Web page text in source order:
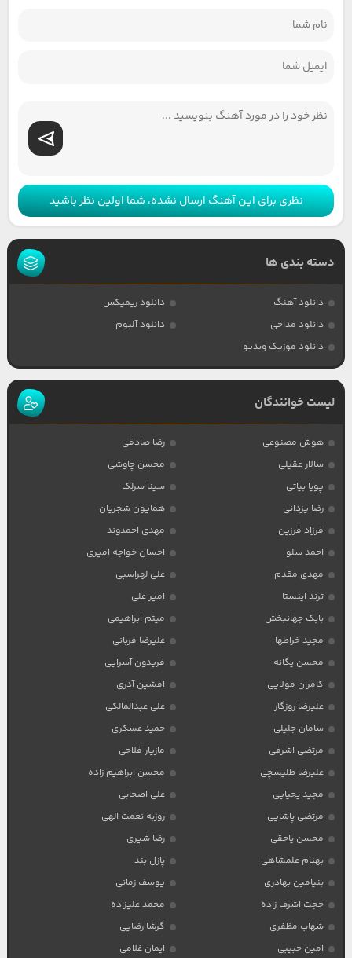
نظری برای این آهنگ ارسال نشده، شما اولین نظر باشید
دسته بندی ها
دانلود آهنگ
دانلود ریمیکس
دانلود مداحی
دانلود آلبوم
دانلود موزیک ویدیو
لیست خوانندگان
هوش مصنوعی
رضا صادقی
سالار عقیلی
محسن چاوشی
پویا بیاتی
سینا سرلک
رضا یزدانی
همایون شجریان
فرزاد فرزین
مهدی احمدوند
احمد سلو
احسان خواجه امیری
مهدی مقدم
علی لهراسبی
ترند اینستا
امیر علی
بابک جهانبخش
میثم ابراهیمی
مجید خراطها
علیرضا قربانی
محسن یگانه
فریدون آسرایی
کامران مولایی
افشین آذری
علیرضا روزگار
علی عبدالمالکی
سامان جلیلی
حمید عسکری
مرتضی اشرفی
مازیار فلاحی
علیرضا طلیسچی
محسن ابراهیم زاده
مجید یحیایی
علی اصحابی
مرتضی پاشایی
روزبه نعمت الهی
محسن یاحقی
رضا شیری
بهنام علمشاهی
پازل بند
بنیامین بهادری
یوسف زمانی
حجت اشرف زاده
محمد علیزاده
شهاب مظفری
گرشا رضایی
امین حبیبی
ایمان غلامی